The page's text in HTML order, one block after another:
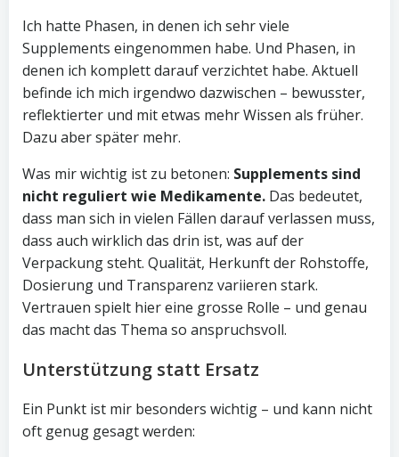
Ich hatte Phasen, in denen ich sehr viele
Supplements eingenommen habe. Und Phasen, in
denen ich komplett darauf verzichtet habe. Aktuell
befinde ich mich irgendwo dazwischen – bewusster,
reflektierter und mit etwas mehr Wissen als früher.
Dazu aber später mehr.
Was mir wichtig ist zu betonen: Supplements sind
nicht reguliert wie Medikamente. Das bedeutet,
dass man sich in vielen Fällen darauf verlassen muss,
dass auch wirklich das drin ist, was auf der
Verpackung steht. Qualität, Herkunft der Rohstoffe,
Dosierung und Transparenz variieren stark.
Vertrauen spielt hier eine grosse Rolle – und genau
das macht das Thema so anspruchsvoll.
Unterstützung statt Ersatz
Ein Punkt ist mir besonders wichtig – und kann nicht
oft genug gesagt werden: